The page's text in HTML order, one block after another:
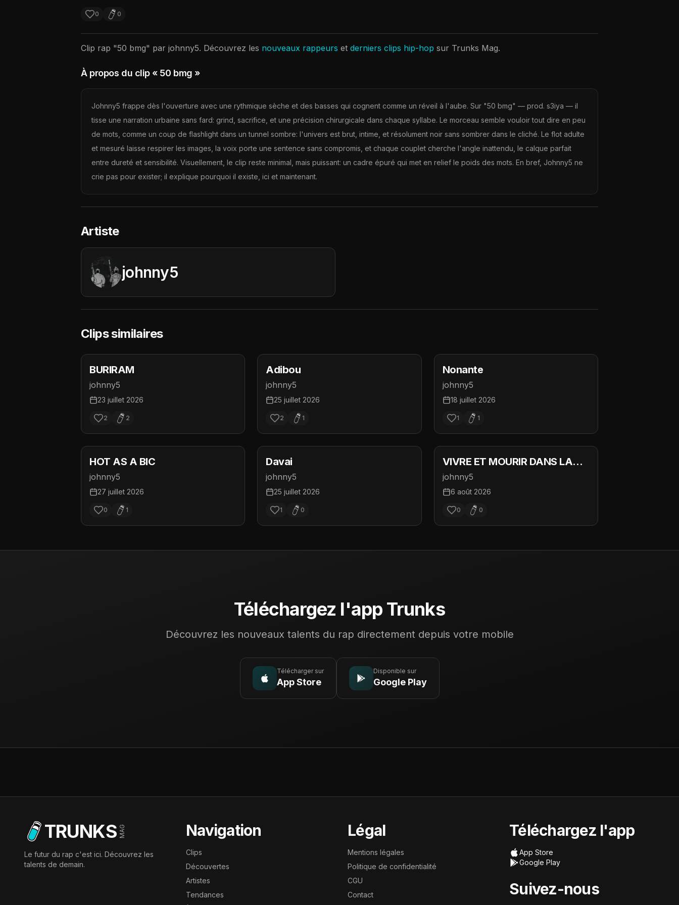
0 0
Clip rap "50 bmg" par johnny5. Découvrez les nouveaux rappeurs et derniers clips hip-hop sur Trunks Mag.
À propos du clip« 50 bmg »
Johnny5 frappe dès l'ouverture avec une rythmique sèche et des basses qui cognent comme un réveil à l'aube. Sur "50 bmg" — prod. s3iya — il
tisse une narration urbaine sans fard: grind, sacrifice, et une précision chirurgicale dans chaque syllabe. Le morceau semble vouloir tout dire en peu
de mots, comme un coup de flashlight dans un tunnel sombre: l'univers est brut, intime, et résolument noir sans sombrer dans le cliché. Le flot adulte
et mesuré laisse respirer les images, la voix porte une sentence sans compromis, et chaque couplet cherche l'angle inattendu, le calque parfait
entre dureté et sensibilité. Visuellement, le clip reste minimal, mais puissant: un cadre épuré qui met en relief le poids des mots. En bref, Johnny5 ne
crie pas pour exister; il explique pourquoi il existe, ici et maintenant.
Artiste
johnny5
Clips similaires
BURIRAM
johnny5
23 juillet 2026
2 2
Adibou
johnny5
25 juillet 2026
2 1
Nonante
johnny5
18 juillet 2026
1 1
HOT AS A BIC
johnny5
27 juillet 2026
0 1
Davai
johnny5
25 juillet 2026
1 0
VIVRE ET MOURIR DANS LA
DIAGONALE
johnny5
6 août 2026
0 0
Téléchargez l'app Trunks
Découvrez les nouveaux talents du rap directement depuis votre mobile
Télécharger sur
App Store
Disponible sur
Google Play
TRUNKS MAG
Le futur du rap c'est ici. Découvrez les
talents de demain.
Navigation
Clips
Découvertes
Artistes
Tendances
Légal
Mentions légales
Politique de confidentialité
CGU
Contact
Téléchargez l'app
App Store
Google Play
Suivez-nous